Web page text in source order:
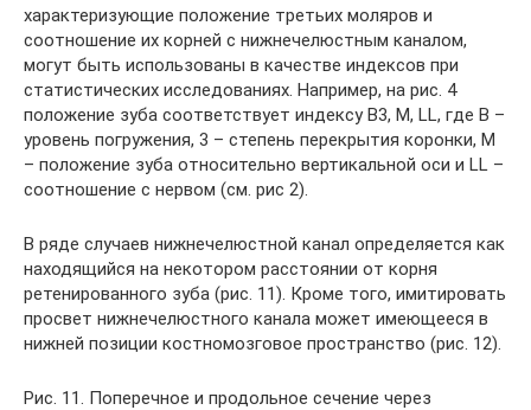
характеризующие положение третьих моляров и
соотношение их корней с нижнечелюстным каналом,
могут быть использованы в качестве индексов при
статистических исследованиях. Например, на рис. 4
положение зуба соответствует индексу В3, M, LL, где В –
уровень погружения, 3 – степень перекрытия коронки, М
– положение зуба относительно вертикальной оси и LL –
соотношение с нервом (см. рис 2).
В ряде случаев нижнечелюстной канал определяется как
находящийся на некотором расстоянии от корня
ретенированного зуба (рис. 11). Кроме того, имитировать
просвет нижнечелюстного канала может имеющееся в
нижней позиции костномозговое пространство (рис. 12).
Рис. 11. Поперечное и продольное сечение через